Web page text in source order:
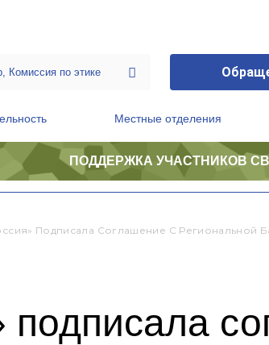
Местные отделения
ПОДДЕРЖКА УЧАСТНИКОВ
Подписала Соглашение С